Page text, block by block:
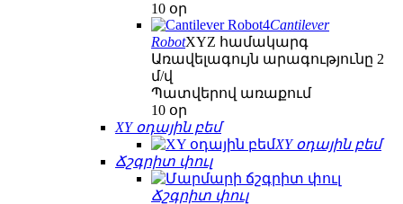
10 օր
Cantilever
RobotXYZ համակարգ
Առավելագույն արագությունը 2
մ/վ
Պատվերով առաքում
10 օր
XY օդային բեմ
XY օդային բեմ
Ճշգրիտ փուլ
Ճշգրիտ փուլ